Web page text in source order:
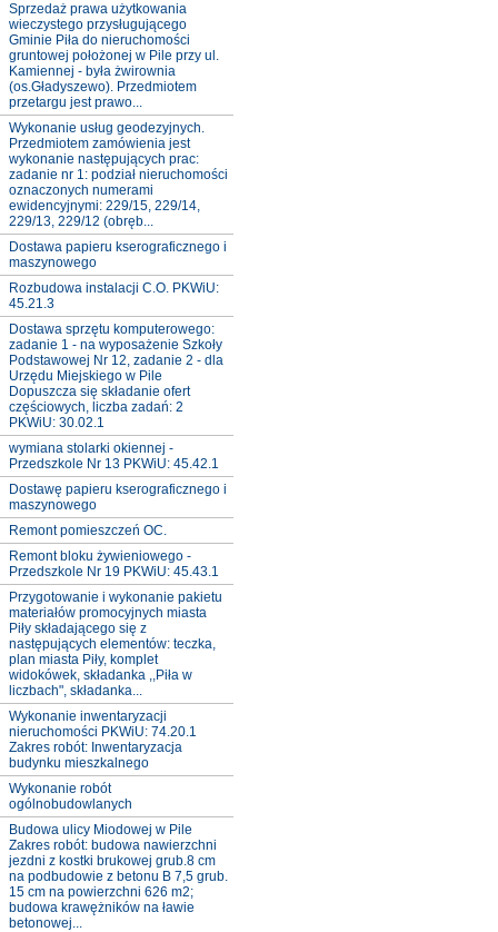
Sprzedaż prawa użytkowania
wieczystego przysługującego
Gminie Piła do nieruchomości
gruntowej położonej w Pile przy ul.
Kamiennej - była żwirownia
(os.Gładyszewo). Przedmiotem
przetargu jest prawo...
Wykonanie usług geodezyjnych.
Przedmiotem zamówienia jest
wykonanie następujących prac:
zadanie nr 1: podział nieruchomości
oznaczonych numerami
ewidencyjnymi: 229/15, 229/14,
229/13, 229/12 (obręb...
Dostawa papieru kserograficznego i
maszynowego
Rozbudowa instalacji C.O. PKWiU:
45.21.3
Dostawa sprzętu komputerowego:
zadanie 1 - na wyposażenie Szkoły
Podstawowej Nr 12, zadanie 2 - dla
Urzędu Miejskiego w Pile
Dopuszcza się składanie ofert
częściowych, liczba zadań: 2
PKWiU: 30.02.1
wymiana stolarki okiennej -
Przedszkole Nr 13 PKWiU: 45.42.1
Dostawę papieru kserograficznego i
maszynowego
Remont pomieszczeń OC.
Remont bloku żywieniowego -
Przedszkole Nr 19 PKWiU: 45.43.1
Przygotowanie i wykonanie pakietu
materiałów promocyjnych miasta
Piły składającego się z
następujących elementów: teczka,
plan miasta Piły, komplet
widokówek, składanka ,,Piła w
liczbach", składanka...
Wykonanie inwentaryzacji
nieruchomości PKWiU: 74.20.1
Zakres robót: Inwentaryzacja
budynku mieszkalnego
Wykonanie robót
ogólnobudowlanych
Budowa ulicy Miodowej w Pile
Zakres robót: budowa nawierzchni
jezdni z kostki brukowej grub.8 cm
na podbudowie z betonu B 7,5 grub.
15 cm na powierzchni 626 m2;
budowa krawężników na ławie
betonowej...